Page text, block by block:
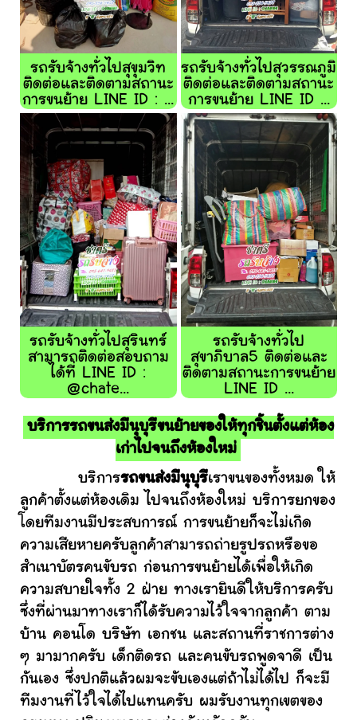
รถรับจ้างทั่วไปสุขุมวิท
ติดต่อและติดตามสถานะ
การขนย้าย LINE ID : ...
รถรับจ้างทั่วไปสุวรรณภูมิ
ติดต่อและติดตามสถานะ
การขนย้าย LINE ID ...
รถรับจ้างทั่วไปสุรินทร์
สามารถติดต่อสอบถาม
ได้ที่ LINE ID :
@chate...
รถรับจ้างทั่วไป
สุขาภิบาล5 ติดต่อและ
ติดตามสถานะการขนย้าย
LINE ID ...
บริการรถขนส่งมีนุบุรีขนย้ายของให้ทุกชิ้นตั้งแต่ห้อง
เก่าไปจนถึงห้องใหม่
บริการรถขนส่งมีนุบุรีเราขนของทั้งหมด ให้
ลูกค้าตั้งแต่ห้องเดิม ไปจนถึงห้องใหม่ บริการยกของ
โดยทีมงานมีประสบการณ์ การขนย้ายก็จะไม่เกิด
ความเสียหายครับลูกค้าสามารถถ่ายรูปรถหรือขอ
สำเนาบัตรคนขับรถ ก่อนการขนย้ายได้เพื่อให้เกิด
ความสบายใจทั้ง 2 ฝ่าย ทางเรายินดีให้บริการครับ
ซึ่งที่ผ่านมาทางเราก็ได้รับความไว้ใจจากลูกค้า ตาม
บ้าน คอนโด บริษัท เอกชน และสถานที่ราชการต่าง
ๆ มามากครับ เด็กติดรถ และคนขับรถพูดจาดี เป็น
กันเอง ซึ่งปกติแล้วผมจะขับเองแต่ถ้าไม่ได้ไป ก็จะมี
ทีมงานที่ไว้ใจได้ไปแทนครับ ผมรับงานทุกเขตของ